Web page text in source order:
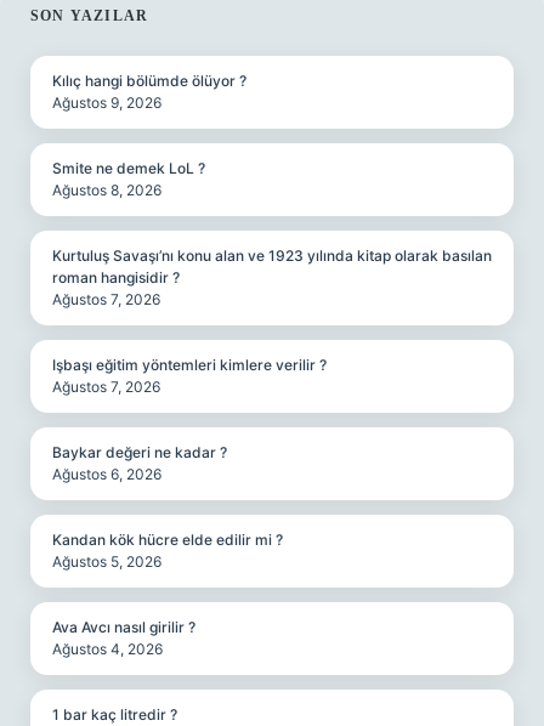
SIDEBAR
SON YAZILAR
Kılıç hangi bölümde ölüyor ?
Ağustos 9, 2026
Smite ne demek LoL ?
Ağustos 8, 2026
Kurtuluş Savaşı’nı konu alan ve 1923 yılında kitap olarak basılan
roman hangisidir ?
Ağustos 7, 2026
Işbaşı eğitim yöntemleri kimlere verilir ?
Ağustos 7, 2026
Baykar değeri ne kadar ?
Ağustos 6, 2026
Kandan kök hücre elde edilir mi ?
Ağustos 5, 2026
Ava Avcı nasıl girilir ?
Ağustos 4, 2026
1 bar kaç litredir ?